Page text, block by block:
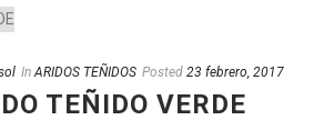
In ARIDOS TEÑIDOS Posted 23 febrero, 2017
TEÑIDO VERDE